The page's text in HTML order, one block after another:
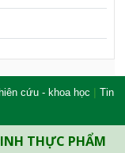
cứu - khoa học | Tin
THỰC PHẨM